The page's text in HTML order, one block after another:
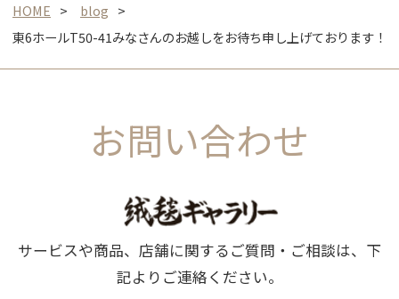
HOME
blog
東6ホールT50-41みなさんのお越しをお待ち申し上げております！
お問い合わせ
サービスや商品、店舗に関するご質問・ご相談は、下
記よりご連絡ください。